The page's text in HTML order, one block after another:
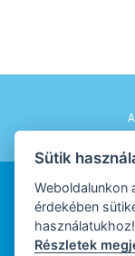
Sütik
Weboldalunkon
érdekében
használatukhoz!
Részletek